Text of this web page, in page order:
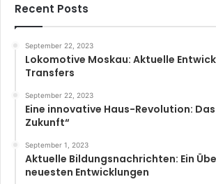
Recent Posts
September 22, 2023
Lokomotive Moskau: Aktuelle
Transfers
September 22, 2023
Eine innovative Haus-Revolution: Das
Zukunft“
September 1, 2023
Aktuelle Bildungsnachrichten: Ein
neuesten Entwicklungen